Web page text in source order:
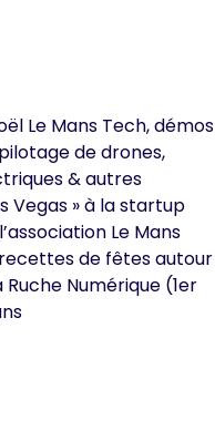
Le Mans Tech, démos
de drones,
& autres
Vegas » à la startup
Le Mans
de fêtes autour
Numérique (1er